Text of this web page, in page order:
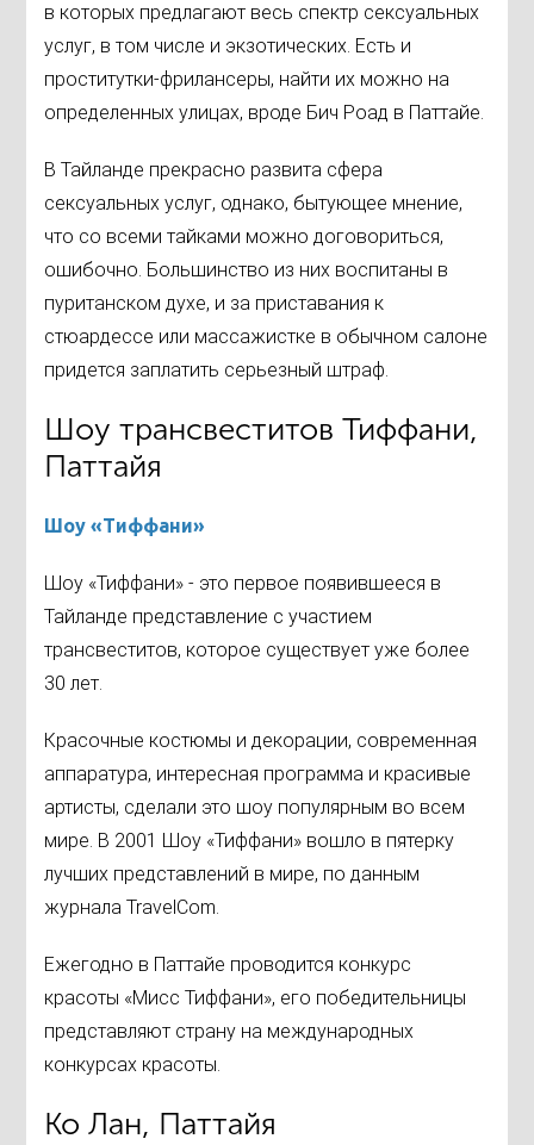
в которых предлагают весь спектр сексуальных
услуг, в том числе и экзотических. Есть и
проститутки-фрилансеры, найти их можно на
определенных улицах, вроде Бич Роад в Паттайе.
В Тайланде прекрасно развита сфера
сексуальных услуг, однако, бытующее мнение,
что со всеми тайками можно договориться,
ошибочно. Большинство из них воспитаны в
пуританском духе, и за приставания к
стюардессе или массажистке в обычном салоне
придется заплатить серьезный штраф.
Шоу трансвеститов Тиффани,
Паттайя
Шоу «Тиффани»
Шоу «Тиффани» - это первое появившееся в
Тайланде представление с участием
трансвеститов, которое существует уже более
30 лет.
Красочные костюмы и декорации, современная
аппаратура, интересная программа и красивые
артисты, сделали это шоу популярным во всем
мире. В 2001 Шоу «Тиффани» вошло в пятерку
лучших представлений в мире, по данным
журнала TravelCom.
Ежегодно в Паттайе проводится конкурс
красоты «Мисс Тиффани», его победительницы
представляют страну на международных
конкурсах красоты.
Ко Лан, Паттайя